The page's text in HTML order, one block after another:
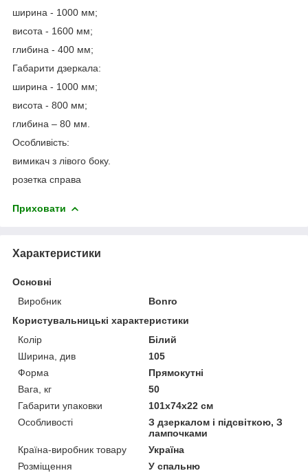
ширина - 1000 мм;
висота - 1600 мм;
глибина - 400 мм;
Габарити дзеркала:
ширина - 1000 мм;
висота - 800 мм;
глибина – 80 мм.
Особливість:
вимикач з лівого боку.
розетка справа
Приховати
Характеристики
Основні
Виробник
Bonro
Користувальницькі характеристики
Колір
Білий
Ширина, див
105
Форма
Прямокутні
Вага, кг
50
Габарити упаковки
101х74х22 см
Особливості
З дзеркалом і підсвіткою, З
лампочками
Країна-виробник товару
Україна
Розміщення
У спальню